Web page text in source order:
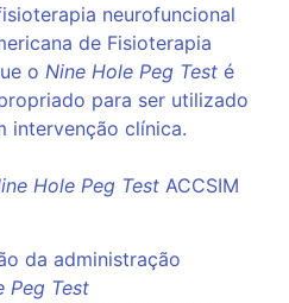
neurofuncional
de Fisioterapia
o Nine Hole Peg Test é
para ser utilizado
intervenção clínica.
Hole Peg Test ACCSIM
da administração
Peg Test